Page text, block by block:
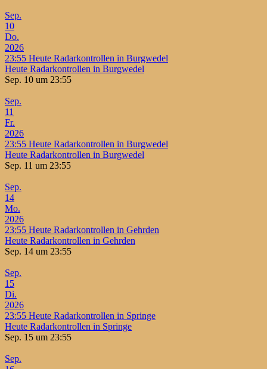
Sep.
10
Do.
2026
23:55 Heute Radarkontrollen in Burgwedel
Heute Radarkontrollen in Burgwedel
Sep. 10 um 23:55
Sep.
11
Fr.
2026
23:55 Heute Radarkontrollen in Burgwedel
Heute Radarkontrollen in Burgwedel
Sep. 11 um 23:55
Sep.
14
Mo.
2026
23:55 Heute Radarkontrollen in Gehrden
Heute Radarkontrollen in Gehrden
Sep. 14 um 23:55
Sep.
15
Di.
2026
23:55 Heute Radarkontrollen in Springe
Heute Radarkontrollen in Springe
Sep. 15 um 23:55
Sep.